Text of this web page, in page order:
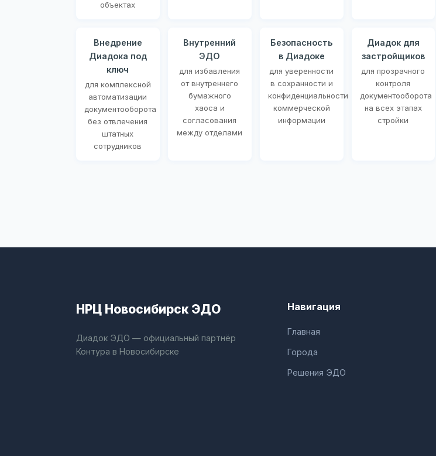
объектах
Внедрение
Диадока под
ключ
для комплексной
автоматизации
документооборота
без отвлечения
штатных
сотрудников
Внутренний
ЭДО
для избавления
от внутреннего
бумажного
хаоса и
согласования
между отделами
Безопасность
в Диадоке
для уверенности
в сохранности и
конфиденциальности
коммерческой
информации
Диадок для
застройщиков
для прозрачного
контроля
документооборота
на всех этапах
стройки
НРЦ Новосибирск ЭДО
Диадок ЭДО — официальный партнёр
Контура в Новосибирске
Навигация
Главная
Города
Решения ЭДО